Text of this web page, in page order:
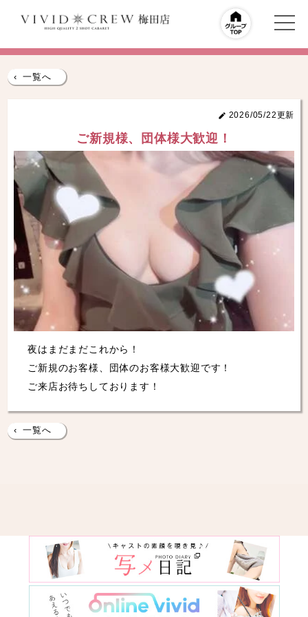
‹ 一覧へ
2026/05/22更新
ご新規様、団体様大歓迎！
夜はまだまだこれから！
ご新規のお客様、団体のお客様大歓迎です！
ご来店お待ちしております！
‹ 一覧へ